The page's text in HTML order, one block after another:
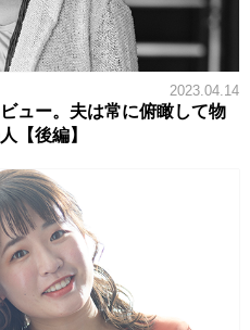
2023.04.14
ュー。夫は常に俯瞰して物
【後編】